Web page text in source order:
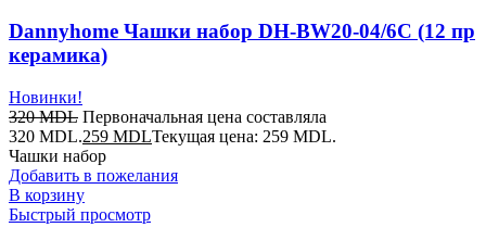
Dannyhome Чашки набор DH-BW20-04/6C (12 пр
керамика)
Новинки!
320MDL Первоначальная цена составляла
320 MDL.259 MDLТекущая цена: 259 MDL.
Чашки набор
Добавить в пожелания
В корзину
Быстрый просмотр